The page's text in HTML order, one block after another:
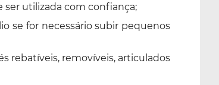
ser utilizada com confiança;
se for necessário subir pequenos
rebatíveis, removíveis, articulados